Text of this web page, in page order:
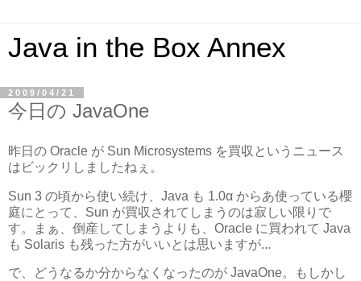
Java in the Box Annex
2009/04/21
今日の JavaOne
昨日の Oracle が Sun Microsystems を買収というニュース
はビックリしましたねぇ。
Sun 3 の頃から使い続け、Java も 1.0α からあ使っている櫻
庭にとって、Sun が買収されてしまうのは寂しい限りで
す。まぁ、倒産してしまうよりも、Oracle に買われて Java
も Solaris も残った方がいいとは思いますが...
で、どうなるか分からなくなったのが JavaOne。もしかし